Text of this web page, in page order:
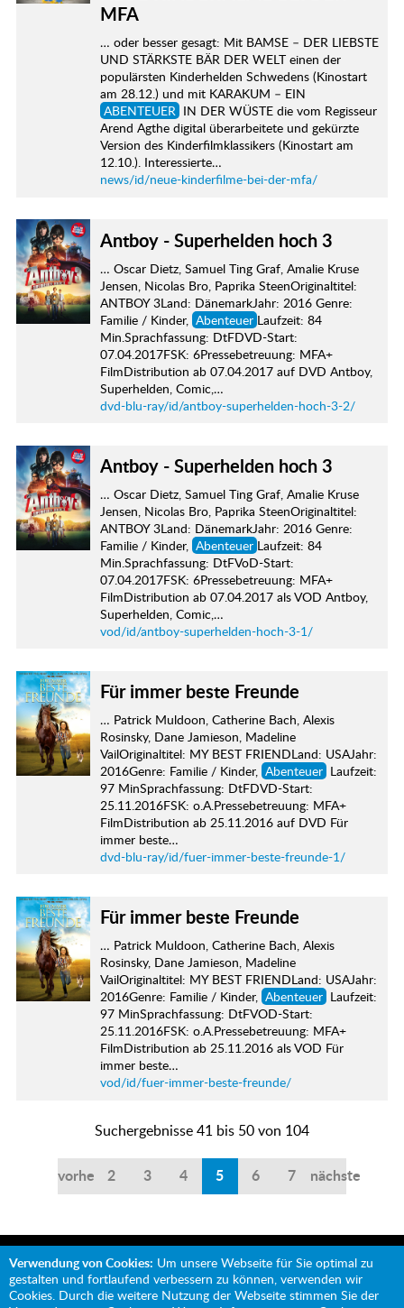
MFA
… oder besser gesagt: Mit BAMSE – DER LIEBSTE
UND STÄRKSTE BÄR DER WELT einen der
populärsten Kinderhelden Schwedens (Kinostart
am 28.12.) und mit KARAKUM – EIN
ABENTEUER IN DER WÜSTE die vom Regisseur
Arend Agthe digital überarbeitete und gekürzte
Version des Kinderfilmklassikers (Kinostart am
12.10.). Interessierte…
news/id/neue-kinderfilme-bei-der-mfa/
Antboy - Superhelden hoch 3
… Oscar Dietz, Samuel Ting Graf, Amalie Kruse
Jensen, Nicolas Bro, Paprika SteenOriginaltitel:
ANTBOY 3Land: DänemarkJahr: 2016 Genre:
Familie / Kinder, Abenteuer Laufzeit: 84
Min.Sprachfassung: DtFDVD-Start:
07.04.2017FSK: 6Pressebetreuung: MFA+
FilmDistribution ab 07.04.2017 auf DVD Antboy,
Superhelden, Comic,…
dvd-blu-ray/id/antboy-superhelden-hoch-3-2/
Antboy - Superhelden hoch 3
… Oscar Dietz, Samuel Ting Graf, Amalie Kruse
Jensen, Nicolas Bro, Paprika SteenOriginaltitel:
ANTBOY 3Land: DänemarkJahr: 2016 Genre:
Familie / Kinder, Abenteuer Laufzeit: 84
Min.Sprachfassung: DtFVoD-Start:
07.04.2017FSK: 6Pressebetreuung: MFA+
FilmDistribution ab 07.04.2017 als VOD Antboy,
Superhelden, Comic,…
vod/id/antboy-superhelden-hoch-3-1/
Für immer beste Freunde
… Patrick Muldoon, Catherine Bach, Alexis
Rosinsky, Dane Jamieson, Madeline
VailOriginaltitel: MY BEST FRIENDLand: USAJahr:
2016Genre: Familie / Kinder, Abenteuer Laufzeit:
97 MinSprachfassung: DtFDVD-Start:
25.11.2016FSK: o.A.Pressebetreuung: MFA+
FilmDistribution ab 25.11.2016 auf DVD Für
immer beste…
dvd-blu-ray/id/fuer-immer-beste-freunde-1/
Für immer beste Freunde
… Patrick Muldoon, Catherine Bach, Alexis
Rosinsky, Dane Jamieson, Madeline
VailOriginaltitel: MY BEST FRIENDLand: USAJahr:
2016Genre: Familie / Kinder, Abenteuer Laufzeit:
97 MinSprachfassung: DtFVOD-Start:
25.11.2016FSK: o.A.Pressebetreuung: MFA+
FilmDistribution ab 25.11.2016 als VOD Für
immer beste…
vod/id/fuer-immer-beste-freunde/
Suchergebnisse 41 bis 50 von 104
vorherige
2 3 4 5 6 7 nächste
Verwendung von Cookies: Um unsere Webseite für Sie optimal zu
gestalten und fortlaufend verbessern zu können, verwenden wir
Cookies. Durch die weitere Nutzung der Webseite stimmen Sie der